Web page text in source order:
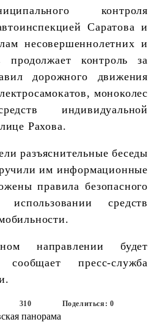
контроля
Саратова и
несовершеннолетних и
контроль за
дорожного движения
моноколес
индивидуальной
Рахова.
разъяснительные беседы
им информационные
правила безопасного
средств
направлении будет
пресс-служба
310 Поделиться: 0
панорама